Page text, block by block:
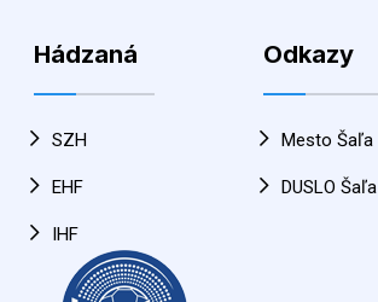
Hádzaná
SZH
EHF
IHF
Odkazy
Mesto Šaľa
DUSLO Šaľa